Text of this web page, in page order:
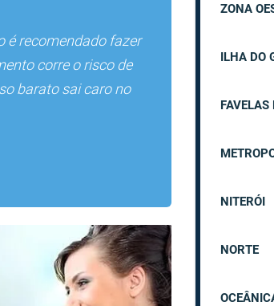
é recomendado fazer
corre o risco de
barato sai caro no
ZONA
ILHA DO
FAVELAS
NITERÓI
NORTE